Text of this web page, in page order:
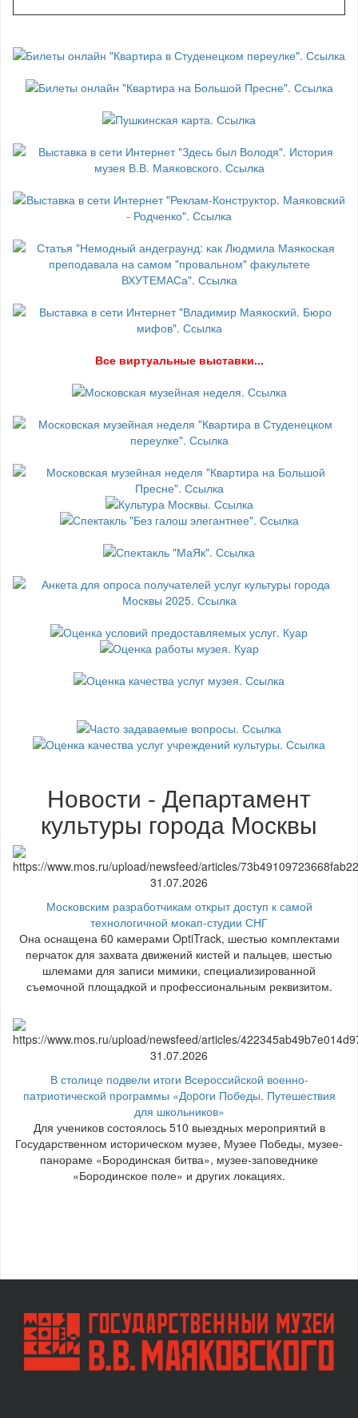
Все виртуальные выставки...
Новости - Департамент
культуры города Москвы
31.07.2026
Московским разработчикам открыт доступ к самой
технологичной мокап-студии СНГ
Она оснащена 60 камерами OptiTrack, шестью комплектами
перчаток для захвата движений кистей и пальцев, шестью
шлемами для записи мимики, специализированной
съемочной площадкой и профессиональным реквизитом.
31.07.2026
В столице подвели итоги Всероссийской военно-
патриотической программы «Доpoги Победы. Путешествия
для школьников»
Для учеников состоялось 510 выездных мероприятий в
Государственном историческом музее, Музее Победы, музее-
панораме «Бородинская битва», музее-заповеднике
«Бородинское поле» и других локациях.